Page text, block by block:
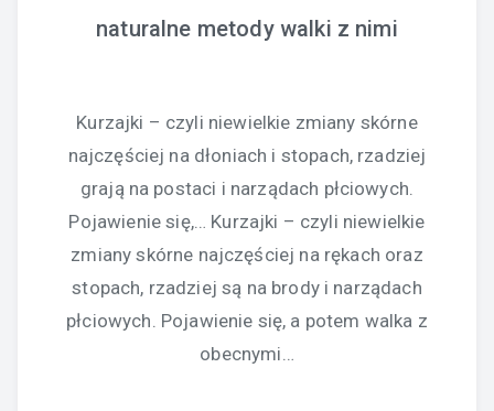
naturalne metody walki z nimi
Kurzajki – czyli niewielkie zmiany skórne
najczęściej na dłoniach i stopach, rzadziej
grają na postaci i narządach płciowych.
Pojawienie się,… Kurzajki – czyli niewielkie
zmiany skórne najczęściej na rękach oraz
stopach, rzadziej są na brody i narządach
płciowych. Pojawienie się, a potem walka z
obecnymi…